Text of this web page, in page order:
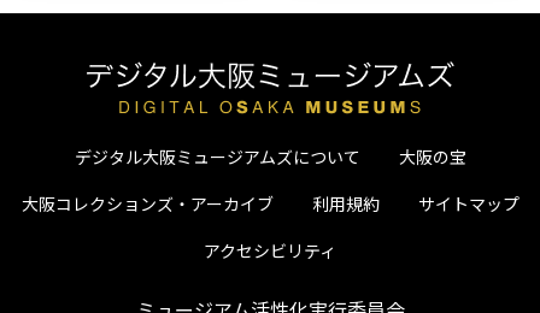
デジタル大阪ミュージアムズについて
大阪の宝
大阪コレクションズ・アーカイブ
利用規約
サイトマップ
アクセシビリティ